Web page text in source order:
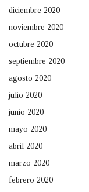
diciembre 2020
noviembre 2020
octubre 2020
septiembre 2020
agosto 2020
julio 2020
junio 2020
mayo 2020
abril 2020
marzo 2020
febrero 2020